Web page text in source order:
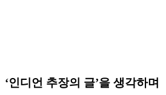
‘인디언 추장의 글’을 생각하며